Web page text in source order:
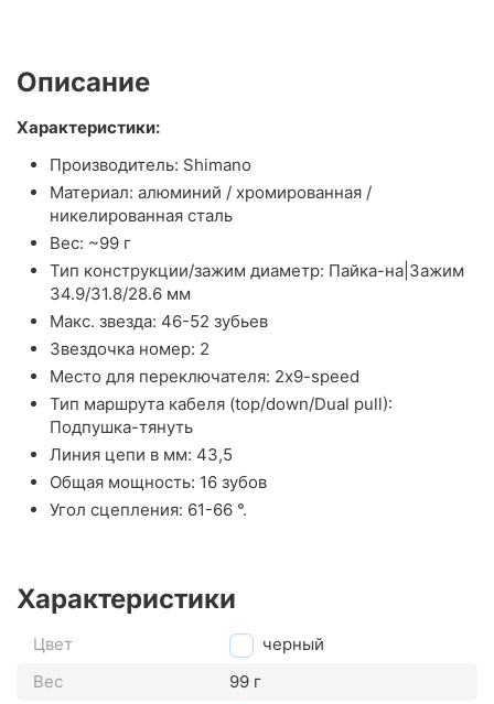
Описание
Характеристики:
Производитель: Shimano
Материал: алюминий / хромированная /
никелированная сталь
Вес: ~99 г
Тип конструкции/зажим диаметр: Пайка-на|Зажим
34.9/31.8/28.6 мм
Макс. звезда: 46-52 зубьев
Звездочка номер: 2
Место для переключателя: 2x9-speed
Тип маршрута кабеля (top/down/Dual pull):
Подпушка-тянуть
Линия цепи в мм: 43,5
Общая мощность: 16 зубов
Угол сцепления: 61-66 °.
Характеристики
Цвет
черный
Вес
99 г